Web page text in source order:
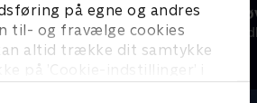
på egne og andres
til- og fravælge cookies
altid trække dit samtykke
på ’Cookie-indstillinger’ i
overblik Prytz på
Amerikansk